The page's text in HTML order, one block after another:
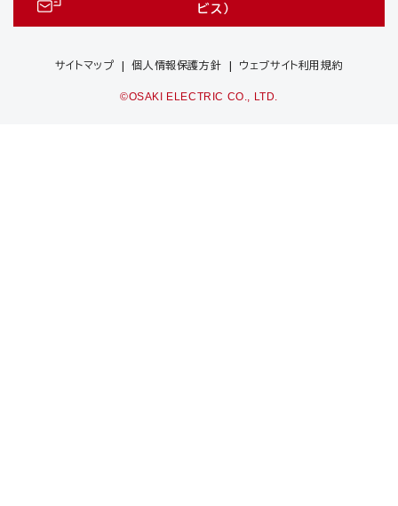
ビス）
サイトマップ 個人情報保護方針 ウェブサイト利用規約
©OSAKI ELECTRIC CO., LTD.